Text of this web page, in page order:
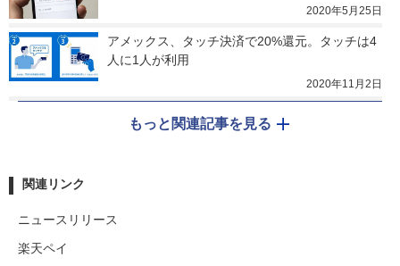
2020年5月25日
アメックス、タッチ決済で20%還元。タッチは4
人に1人が利用
2020年11月2日
もっと関連記事を見る
関連リンク
ニュースリリース
楽天ペイ